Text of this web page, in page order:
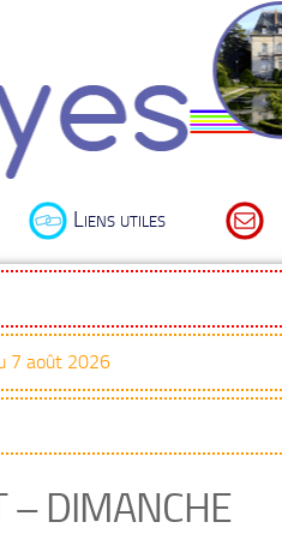
Liens utiles
7 août 2026
– DIMANCHE